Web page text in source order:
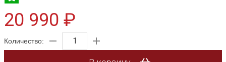
20 990 ₽
Количество: